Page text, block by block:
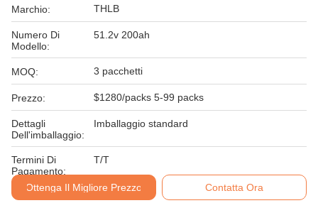
Marchio: THLB
Numero Di
Modello:
51.2v 200ah
MOQ: 3 pacchetti
Prezzo: $1280/packs 5-99 packs
Dettagli
Dell'imballaggio:
Imballaggio standard
Termini Di
Pagamento:
T/T
Ottenga Il Migliore Prezzo Contatta Ora